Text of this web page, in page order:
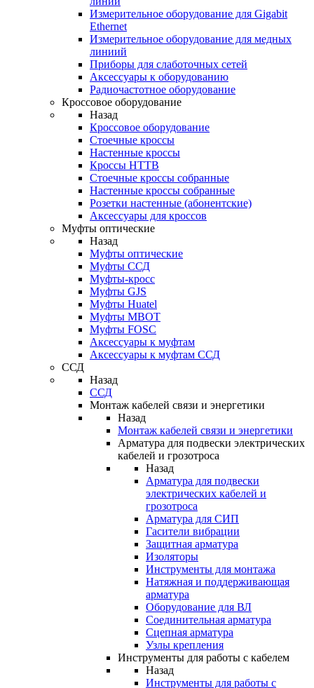
Измерительное оборудование для Gigabit
Ethernet
Измерительное оборудование для медных
линиий
Приборы для слаботочных сетей
Аксессуары к оборудованию
Радиочастотное оборудование
Кроссовое оборудование
Назад
Кроссовое оборудование
Стоечные кроссы
Настенные кроссы
Кроссы HTTB
Стоечные кроссы собранные
Настенные кроссы собранные
Розетки настенные (абонентские)
Аксессуары для кроссов
Муфты оптические
Назад
Муфты оптические
Муфты ССД
Муфты-кросс
Муфты GJS
Муфты Huatel
Муфты МВОТ
Муфты FOSC
Аксессуары к муфтам
Аксессуары к муфтам ССД
ССД
Назад
ССД
Монтаж кабелей связи и энергетики
Назад
Монтаж кабелей связи и энергетики
Арматура для подвески электрических
кабелей и грозотроса
Назад
Арматура для подвески
электрических кабелей и
грозотроса
Арматура для СИП
Гасители вибрации
Защитная арматура
Изоляторы
Инструменты для монтажа
Натяжная и поддерживающая
арматура
Оборудование для ВЛ
Соединительная арматура
Сцепная арматура
Узлы крепления
Инструменты для работы с кабелем
Назад
Инструменты для работы с